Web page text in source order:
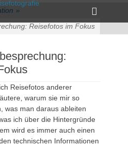
Toggle
»
Reisefotos im Fokus
Reisefotos anderer
warum sie mir so
was man daraus ableiten
ich über die Hintergründe
wird es immer auch einen
technischen Informationen